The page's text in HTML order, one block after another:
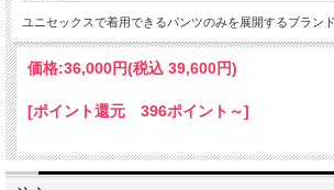
ユニセックスで着用できるパンツのみを展開するブランド
価格:36,000円(税込 39,600円)
[ポイント還元 396ポイント～]